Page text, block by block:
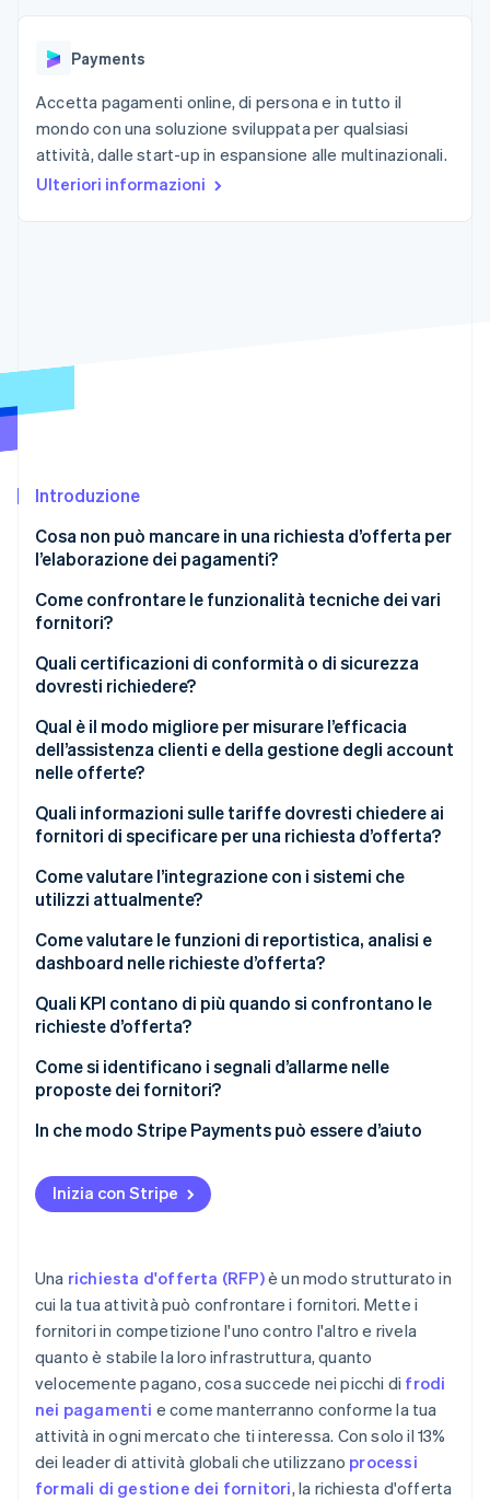
Costituzione di start-up
Climate
Rimozione del carbonio
Identity
Partner
Stripe App Marketplace
Payments
Accetta pagamenti online, di persona e in tutto il
mondo con una soluzione sviluppata per qualsiasi
attività, dalle start-up in espansione alle multinazionali.
Ulteriori informazioni
Introduzione
Cosa non può mancare in una richiesta d’offerta per
l’elaborazione dei pagamenti?
Panoramica dell’azienda e del progetto
Requisiti tecnici e di integrazione
Sicurezza e conformità
Reportistica e analisi
Assistenza clienti e gestione degli account
Struttura tariffaria
Referenze e registro dei risultati raggiunti
Come confrontare le funzionalità tecniche dei vari
fornitori?
Affidabilità e tempi di attività
Metodi e canali di pagamento
Copertura globale ed esperienza locale
Qualità delle API ed esperienza degli sviluppatori
Innovazione e funzioni avanzate
Quali certificazioni di conformità o di sicurezza
dovresti richiedere?
PCI DSS livello 1
SOC 1 e SOC 2
Leggi in materia di privacy dei dati
Crittografia e tokenizzazione
Conformità in materia di frodi e rischi
Operazioni di sicurezza
Qual è il modo migliore per misurare l’efficacia
dell’assistenza clienti e della gestione degli account
nelle offerte?
Canali di assistenza e disponibilità
Tempi di risposta e SLA
Gestione degli account
Implementazione e assistenza continua
Riferimenti e metriche
Quali informazioni sulle tariffe dovresti chiedere ai
fornitori di specificare per una richiesta d’offerta?
Commissioni per transazione
Costi una tantum e di configurazione
Storni e contestazioni
Servizi aggiuntivi
Costi per il cambio di valuta estera e il regolamento
dei pagamenti
Sconti per volume e livelli
Costi contrattuali e costi occulti
Come valutare l’integrazione con i sistemi che
utilizzi attualmente?
Compatibilità con il tuo stack
Tempistiche di implementazione
Adattamento al flusso di lavoro
Test e certificazione
Flessibilità futura
Come valutare le funzioni di reportistica, analisi e
dashboard nelle richieste d’offerta?
Vista unificata
Report e approfondimenti personalizzati
Esperienza della dashboard
Quali KPI contano di più quando si confrontano le
richieste d’offerta?
Tassi di autorizzazione e accettazione
Tempi di attività e disponibilità
Velocità di regolamento
Costo effettivo per transazione
Copertura di metodi e mercati
Tempi di implementazione
Preparazione al futuro
Come si identificano i segnali d’allarme nelle
proposte dei fornitori?
Istruzioni ignorate
Risposte vaghe o evasive
Mancanza di riferimenti
Disallineamento con le tue esigenze
Implementazione o piani di assistenza deboli
In che modo Stripe Payments può essere d’aiuto
Inizia con Stripe
Una richiesta d'offerta (RFP)è un modo strutturato in
cui la tua attività può confrontare i fornitori. Mette i
fornitori in competizione l'uno contro l'altro e rivela
quanto è stabile la loro infrastruttura, quanto
velocemente pagano, cosa succede nei picchi di frodi
nei pagamenti e come manterranno conforme la tua
attività in ogni mercato che ti interessa. Con solo il 13%
dei leader di attività globali che utilizzano processi
formali di gestione dei fornitori, la richiesta d'offerta